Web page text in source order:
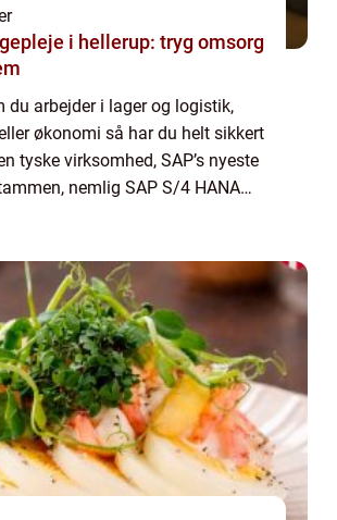
i hellerup: tryg omsorg
du arbejder i lager og logistik,
økonomi så har du helt sikkert
tyske virksomhed, SAP’s nyeste
nemlig SAP S/4 HANA